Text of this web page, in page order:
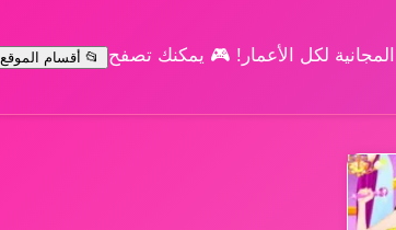
لكل الأعمار! 🎮 يمكنك تصفح 📂 أقسام الموقع